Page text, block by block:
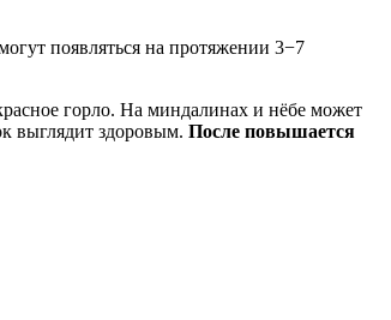
появляться на протяжении 3−7
горло. На миндалинах и нёбе может
выглядит здоровым. После повышается